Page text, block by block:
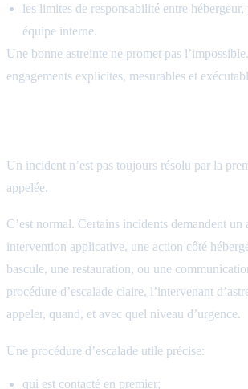
les limites de responsabilité entre
équipe interne.
Une bonne astreinte ne promet pas
engagements explicites, mesurables et
Un incident n’est pas toujours résolu par la
appelée.
C’est normal. Certains incidents demandent un
intervention applicative, une action côté
bascule, une restauration, ou une
procédure d’escalade claire, l’intervenant
appeler, quand, et avec quel niveau d’urgence.
Une procédure d’escalade utile précise:
qui est contacté en premier;